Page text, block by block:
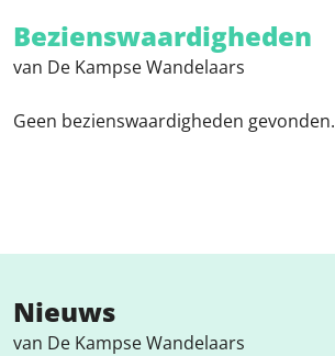
Bezienswaardigheden
van De Kampse Wandelaars
Geen bezienswaardigheden gevonden.
Nieuws
van De Kampse Wandelaars